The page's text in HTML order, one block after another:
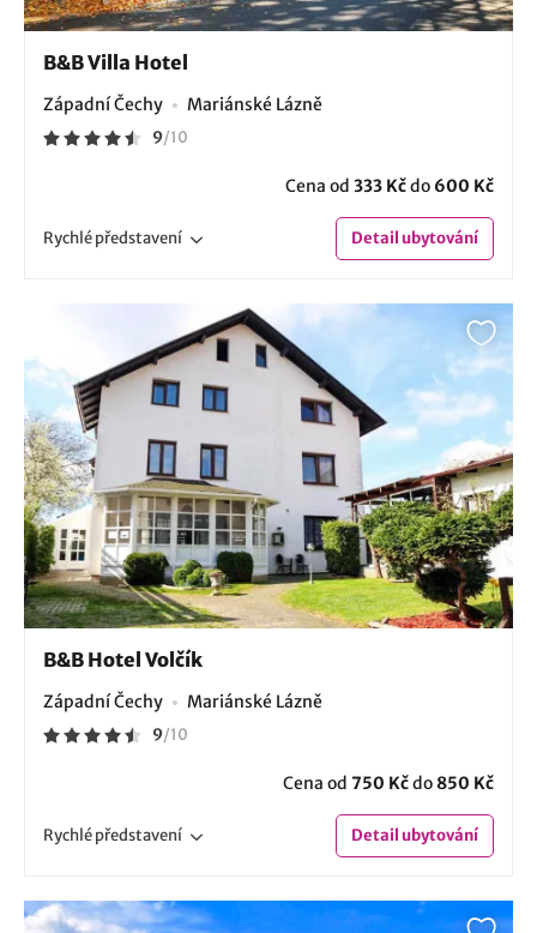
B&B Villa Hotel
Západní Čechy Mariánské Lázně
9/10
Cena od 333 Kčdo 600 Kč
Rychlépředstavení Detailubytování
B&B Hotel Volčík
Západní Čechy Mariánské Lázně
9/10
Cena od 750 Kčdo 850 Kč
Rychlépředstavení Detailubytování